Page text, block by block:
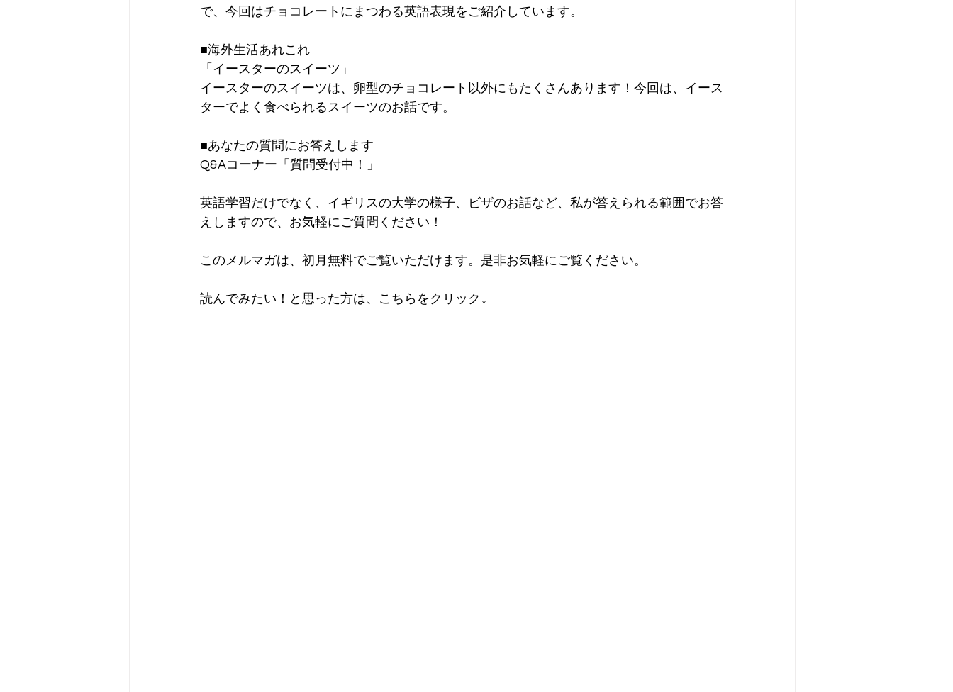
で、今回はチョコレートにまつわる英語表現をご紹介しています。
■海外生活あれこれ
「イースターのスイーツ」
イースターのスイーツは、卵型のチョコレート以外にもたくさんあります！今回は、イース
ターでよく食べられるスイーツのお話です。
■あなたの質問にお答えします
Q&Aコーナー「質問受付中！」
英語学習だけでなく、イギリスの大学の様子、ビザのお話など、私が答えられる範囲でお答
えしますので、お気軽にご質問ください！
このメルマガは、初月無料でご覧いただけます。是非お気軽にご覧ください。
読んでみたい！と思った方は、こちらをクリック↓